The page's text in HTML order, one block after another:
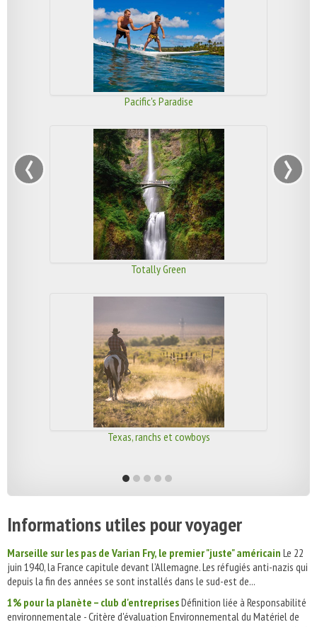
Pacific's Paradise
Totally Green
Texas, ranchs et cowboys
‹ ›
Informations utiles pour voyager
Marseille sur les pas de Varian Fry, le premier "juste" américain Le 22
juin 1940, la France capitule devant l’Allemagne. Les réfugiés anti-nazis qui
depuis la fin des années se sont installés dans le sud-est de...
1% pour la planète – club d'entreprisesDéfinition liée à Responsabilité
environnementale - Critère d'évaluation Environnemental du Matériel de